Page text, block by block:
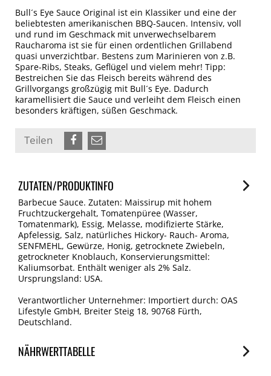
Bull´s Eye Sauce Original ist ein Klassiker und eine der
beliebtesten amerikanischen BBQ-Saucen. Intensiv, voll
und rund im Geschmack mit unverwechselbarem
Raucharoma ist sie für einen ordentlichen Grillabend
quasi unverzichtbar. Bestens zum Marinieren von z.B.
Spare-Ribs, Steaks, Geflügel und vielem mehr! Tipp:
Bestreichen Sie das Fleisch bereits während des
Grillvorgangs großzügig mit Bull´s Eye. Dadurch
karamellisiert die Sauce und verleiht dem Fleisch einen
besonders kräftigen, süßen Geschmack.
Teilen
ZUTATEN/PRODUKTINFO
Barbecue Sauce. Zutaten: Maissirup mit hohem
Fruchtzuckergehalt, Tomatenpüree (Wasser,
Tomatenmark), Essig, Melasse, modifizierte Stärke,
Apfelessig, Salz, natürliches Hickory- Rauch- Aroma,
SENFMEHL, Gewürze, Honig, getrocknete Zwiebeln,
getrockneter Knoblauch, Konservierungsmittel:
Kaliumsorbat. Enthält weniger als 2% Salz.
Ursprungsland: USA.
Verantwortlicher Unternehmer: Importiert durch: OAS
Lifestyle GmbH, Breiter Steig 18, 90768 Fürth,
Deutschland.
NÄHRWERTTABELLE